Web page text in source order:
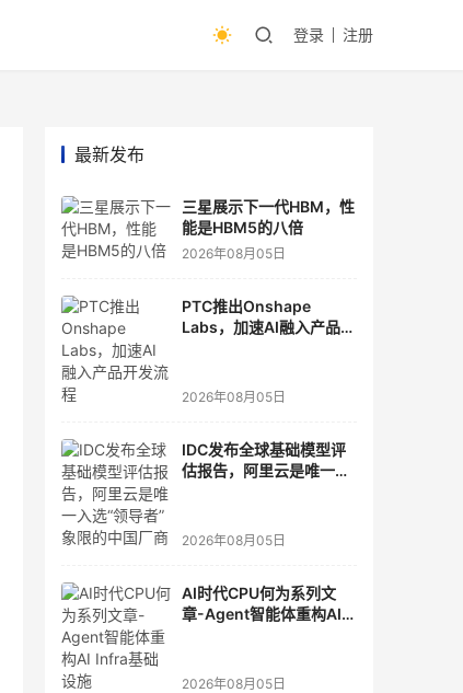
登录 注册
最新发布
三星展示下一代HBM，性
能是HBM5的八倍
2026年08月05日
PTC推出Onshape
Labs，加速AI融入产品开
2026年08月05日
IDC发布全球基础模型评
估报告，阿里云是唯一入
2026年08月05日
AI时代CPU何为系列文
章-Agent智能体重构AI
2026年08月05日